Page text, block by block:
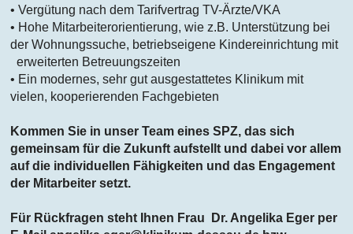
• Vergütung nach dem Tarifvertrag TV-Ärzte/VKA
• Hohe Mitarbeiterorientierung, wie z.B. Unterstützung bei
der Wohnungssuche, betriebseigene Kindereinrichtung mit
erweiterten Betreuungszeiten
• Ein modernes, sehr gut ausgestattetes Klinikum mit
vielen, kooperierenden Fachgebieten
Kommen Sie in unser Team eines SPZ, das sich
gemeinsam für die Zukunft aufstellt und dabei vor allem
auf die individuellen Fähigkeiten und das Engagement
der Mitarbeiter setzt.
Für Rückfragen steht Ihnen Frau Dr. Angelika Eger per